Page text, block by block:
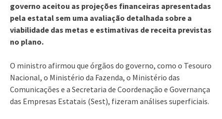
governo aceitou as projeções financeiras apresentadas
pela estatal sem uma avaliação detalhada sobre a
viabilidade das metas e estimativas de receita previstas
no plano.
O ministro afirmou que órgãos do governo, como o Tesouro
Nacional, o Ministério da Fazenda, o Ministério das
Comunicações e a Secretaria de Coordenação e Governança
das Empresas Estatais (Sest), fizeram análises superficiais.